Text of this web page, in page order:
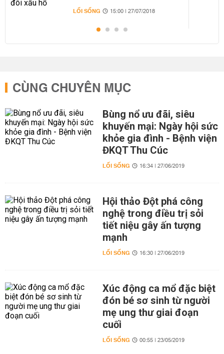
LỐI SỐNG 15:00 | 27/07/2018
CÙNG CHUYÊN MỤC
Bùng nổ ưu đãi, siêu
khuyến mại: Ngày hội sức
khỏe gia đình - Bệnh viện
ĐKQT Thu Cúc
LỐI SỐNG 16:34 | 27/06/2019
Hội thảo Đột phá công
nghệ trong điều trị sỏi
tiết niệu gây ấn tượng
mạnh
LỐI SỐNG 16:30 | 27/06/2019
Xúc động ca mổ đặc biệt
đón bé sơ sinh từ người
mẹ ung thư giai đoạn
cuối
LỐI SỐNG 00:55 | 23/05/2019